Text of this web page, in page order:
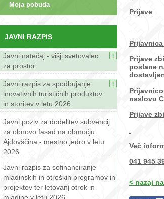
Moja pobuda
JAVNI RAZPIS
Javni natečaj - višji svetovalec
za prostor
Javni razpis za spodbujanje
inovativnih turističnih produktov
in storitev v letu 2026
Javni poziv za dodelitev subvencij
za obnovo fasad na območju
Ajdovščina - mestno jedro v letu
2026
Javni razpis za sofinanciranje
mladinskih in otroških programov in
projektov ter letovanj otrok in
Prijave
Prijave
poslane
naslovu
Prijave
Več
041 945
< nazaj